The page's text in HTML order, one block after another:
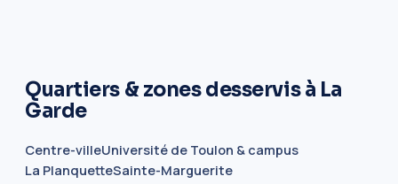
Quartiers & zones desservis à La
Garde
Centre-villeUniversité de Toulon & campus
La PlanquetteSainte-Marguerite